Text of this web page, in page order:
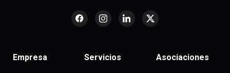
Empresa Servicios Asociaciones